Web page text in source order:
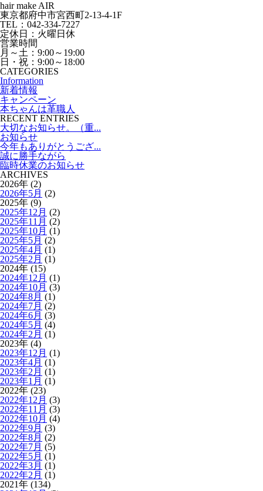
hair make AIR
東京都府中市宮西町2-13-4-1F
TEL：042-334-7227
定休日：火曜日休
営業時間
月～土：9:00～19:00
日・祝：9:00～18:00
CATEGORIES
Information
新着情報
キャンペーン
本ちゃんは革職人
RECENT ENTRIES
大切なお知らせ。（重...
お知らせ
今年もありがとうござ...
誠に勝手ながら
臨時休業のお知らせ
ARCHIVES
2026年 (2)
2026年5月 (2)
2025年 (9)
2025年12月 (2)
2025年11月 (2)
2025年10月 (1)
2025年5月 (2)
2025年4月 (1)
2025年2月 (1)
2024年 (15)
2024年12月 (1)
2024年10月 (3)
2024年8月 (1)
2024年7月 (2)
2024年6月 (3)
2024年5月 (4)
2024年2月 (1)
2023年 (4)
2023年12月 (1)
2023年4月 (1)
2023年2月 (1)
2023年1月 (1)
2022年 (23)
2022年12月 (3)
2022年11月 (3)
2022年10月 (4)
2022年9月 (3)
2022年8月 (2)
2022年7月 (5)
2022年5月 (1)
2022年3月 (1)
2022年2月 (1)
2021年 (134)